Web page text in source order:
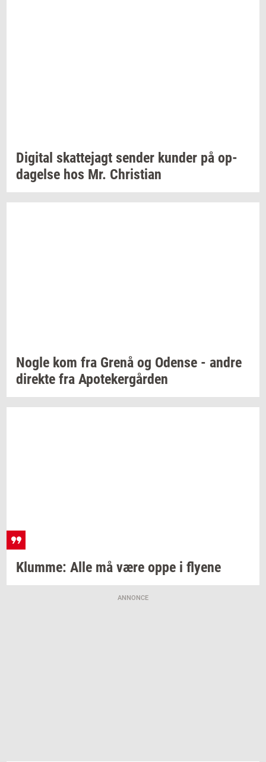
Di­gi­tal skat­tej­agt sen­der kun­der på op­
da­gel­se hos Mr. Chri­sti­an
Nogle kom fra Grenå og Oden­se - andre
di­rek­te fra Apo­te­ker­går­den
Klum­me: Alle må være oppe i fly­e­ne
ANNONCE